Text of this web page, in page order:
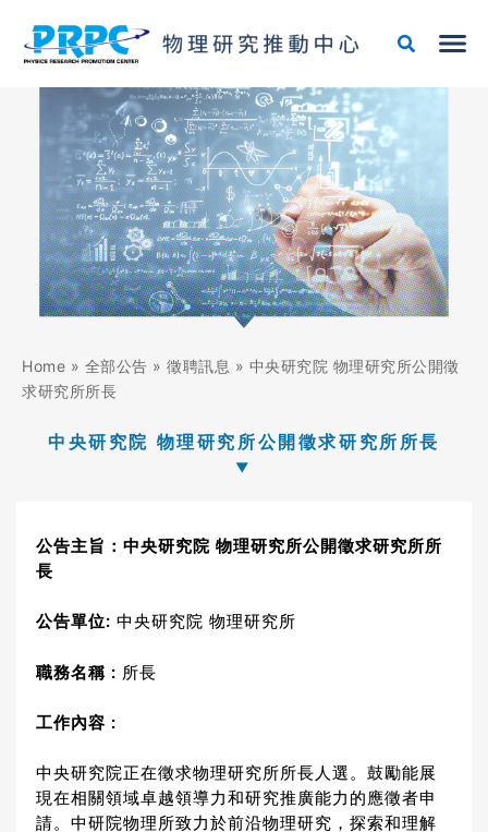
Home » 全部公告 » 徵聘訊息 » 中央研究院 物理研究所公開徵
求研究所所長
中央研究院 物理研究所公開徵求研究所所長
公告主旨：中央研究院 物理研究所公開徵求研究所所
長
公告單位: 中央研究院 物理研究所
職務名稱 : 所長
工作內容 :
中央研究院正在徵求物理研究所所長人選。鼓勵能展
現在相關領域卓越領導力和研究推廣能力的應徵者申
請。中研院物理所致力於前沿物理研究，探索和理解